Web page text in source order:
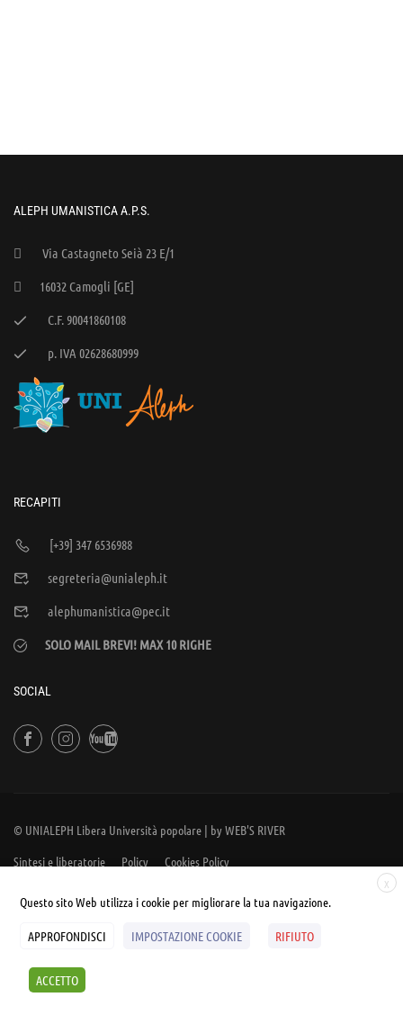
ALEPH UMANISTICA A.P.S.
Via Castagneto Seià 23 E/1
16032 Camogli [GE]
C.F. 90041860108
p. IVA 02628680999
RECAPITI
[+39] 347 6536988
segreteria@unialeph.it
alephumanistica@pec.it
SOLO MAIL BREVI! MAX 10 RIGHE
SOCIAL
© UNIALEPH Libera Università popolare | byWEB'S RIVER
Sintesi e liberatorie
Policy Cookies Policy
X
Questo sito Web utilizza i cookie per migliorare la tua navigazione.
APPROFONDISCI IMPOSTAZIONE COOKIE RIFIUTO
ACCETTO